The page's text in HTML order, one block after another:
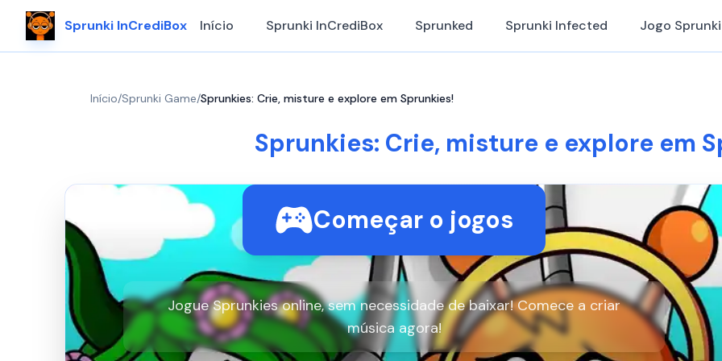
Sprunki InCrediBox Início Sprunki InCrediBox Sprunked Sprunki Infected Jogo Sprunki
Início/Sprunki Game/Sprunkies: Crie, misture e explore em Sprunkies!
Sprunkies: Crie, misture e explore em
Começar o jogos
Jogue Sprunkies online, sem necessidade de baixar! Comece a criar
música agora!